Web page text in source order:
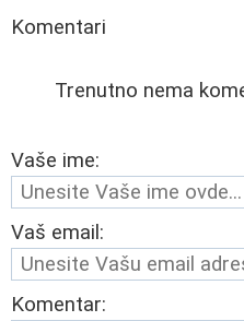
Komentari
Trenutno nema
Vaše ime:
Vaš email:
Komentar: